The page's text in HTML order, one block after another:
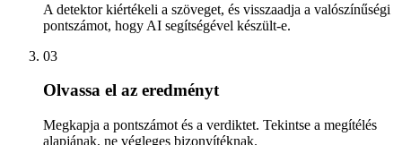
A detektor kiértékeli a szöveget, és visszaadja a valószínűségi
pontszámot, hogy AI segítségével készült-e.
03
Olvassa el az eredményt
Megkapja a pontszámot és a verdiktet. Tekintse a megítélés
alapjának, ne végleges bizonyítéknak.